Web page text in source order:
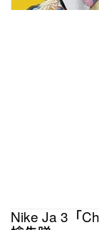
Nike Ja 3「